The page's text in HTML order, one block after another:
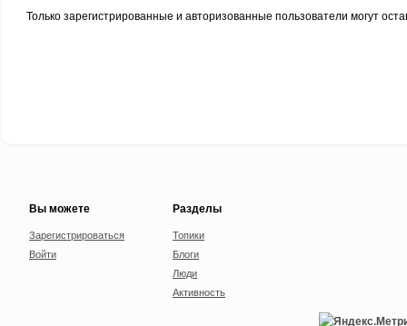
Только зарегистрированные и авторизованные пользователи могут
Вы можете
Зарегистрироваться
Войти
Разделы
Топики
Блоги
Люди
Активность